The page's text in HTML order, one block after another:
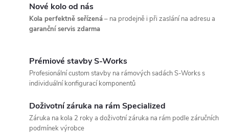
Nové kolo od nás
Kola perfektně seřízená– na prodejně i při zaslání na adresu a
garanční servis zdarma
Prémiové stavby S-Works
Profesionální custom stavby na rámových sadách S-Works s
individuální konfigurací komponentů
Doživotní záruka na rám Specialized
Záruka na kola 2 roky a doživotní záruka na rám podle záručních
podmínek výrobce